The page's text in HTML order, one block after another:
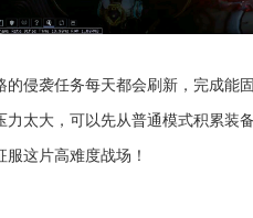
的侵袭任务每天都会刷新，完成能
力太大，可以先从普通模式积累装
这片高难度战场！